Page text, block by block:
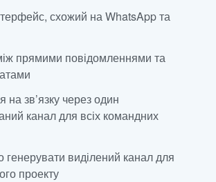
схожий на WhatsApp та
прямими повідомленнями та
зв’язку через один
канал для всіх командних
генерувати виділений канал для
проекту